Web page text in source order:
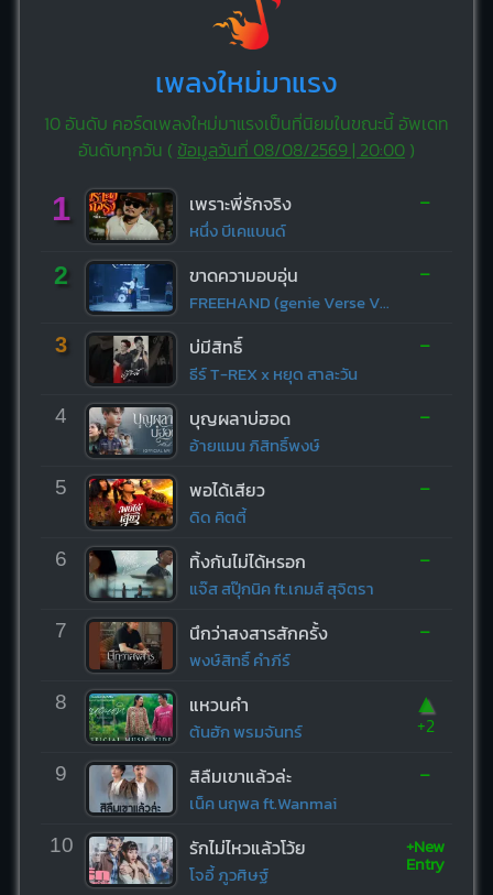
เพลงใหม่มาแรง
10 อันดับ คอร์ดเพลงใหม่มาแรงเป็นที่นิยมในขณะนี้ อัพเดท
อันดับทุกวัน ( ข้อมูลวันที่ 08/08/2569 | 20:00)
1 เพราะพี่รักจริง
หนึ่ง บีเคแบนด์
-
2 ขาดความอบอุ่น
FREEHAND (genie Verse Vol.1)
-
3 บ่มีสิทธิ์
ธีร์ T-REX x หยุด สาละวัน
-
4 บุญผลาบ่ฮอด
อ้ายแมน ภิสิทธิ์พงษ์
-
5 พอได้เสียว
ดิด คิตตี้
-
6 ทิ้งกันไม่ได้หรอก
แจ๊ส สปุ๊กนิค ft.เกมส์ สุจิตรา
-
7 นึกว่าสงสารสักครั้ง
พงษ์สิทธิ์ คำภีร์
-
8 แหวนคำ
ต้นฮัก พรมจันทร์
▲
+2
9 สิลืมเขาแล้วล่ะ
เน็ค นฤพล ft.Wanmai
-
10 รักไม่ไหวแล้วโว้ย
โจอี้ ภูวศิษฐ์
+New
Entry